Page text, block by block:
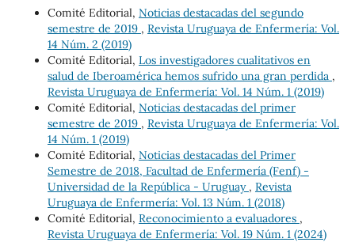
Comité Editorial, Noticias destacadas del segundo
semestre de 2019 , Revista Uruguaya de Enfermería: Vol.
14 Núm. 2 (2019)
Comité Editorial, Los investigadores cualitativos en
salud de Iberoamérica hemos sufrido una gran perdida ,
Revista Uruguaya de Enfermería: Vol. 14 Núm. 1 (2019)
Comité Editorial, Noticias destacadas del primer
semestre de 2019 , Revista Uruguaya de Enfermería: Vol.
14 Núm. 1 (2019)
Comité Editorial, Noticias destacadas del Primer
Semestre de 2018, Facultad de Enfermería (Fenf) -
Universidad de la República - Uruguay , Revista
Uruguaya de Enfermería: Vol. 13 Núm. 1 (2018)
Comité Editorial, Reconocimiento a evaluadores ,
Revista Uruguaya de Enfermería: Vol. 19 Núm. 1 (2024)